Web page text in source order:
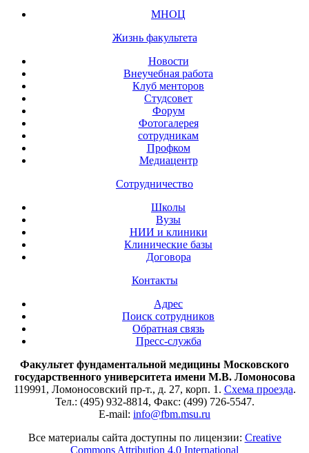
МНОЦ
Жизнь факультета
Новости
Внеучебная работа
Клуб менторов
Студсовет
Форум
Фотогалерея
сотрудникам
Профком
Медиацентр
Сотрудничество
Школы
Вузы
НИИ и клиники
Клинические базы
Договора
Контакты
Адрес
Поиск сотрудников
Обратная связь
Пресс-служба
Факультет фундаментальной медицины Московского
государственного университета имени М.В. Ломоносова
119991, Ломоносовский пр-т., д. 27, корп. 1. Схема проезда.
Тел.: (495) 932-8814, Факс: (499) 726-5547.
E-mail: info@fbm.msu.ru
Все материалы сайта доступны по лицензии: Creative
Commons Attribution 4.0 International